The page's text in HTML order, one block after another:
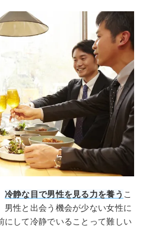
冷静な目で男性を見る力を養う こ
男性と出会う機会が少ない女性に
にして冷静でいることって難しい